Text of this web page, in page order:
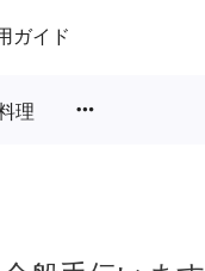
ガイド
理 more_horiz